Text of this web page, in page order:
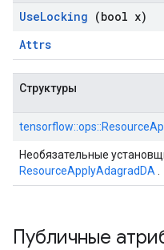
UseLocking (bool x)
Attrs
Структуры
Необязательные
ResourceApplyAdagradDA
Публичные